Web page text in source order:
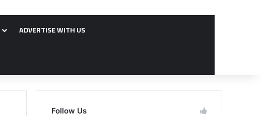
ADVERTISE WITH US
Follow Us